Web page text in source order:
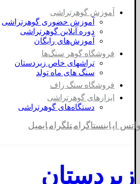
آموزش گوهرتراشی
آموزش حضوری گوهرتراشی
دوره آنلاین گوهرتراشی
آموزش‌های رایگان
فروشگاه گوهر سنگ‌ها
تراشهای خاص زبردستان
سنگ های ماه تولد
فروشگاه سنگ راف
ابزارهای گوهرتراشی
دستگاه‌های گوهرتراشی
اپاینستاگرامتلگرامایمیل
زبردستان